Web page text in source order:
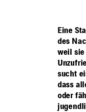
Eine
des
weil sie
sucht
dass
oder